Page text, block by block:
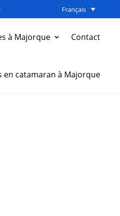
Français
à Majorque Contact
en catamaran à Majorque